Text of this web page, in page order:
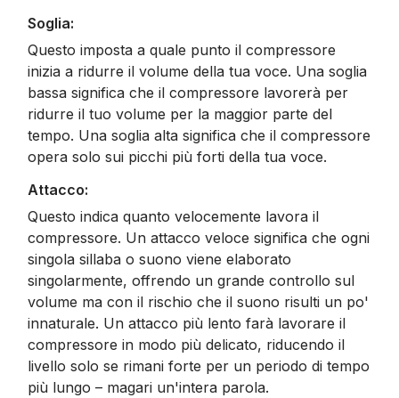
Soglia:
Questo imposta a quale punto il compressore
inizia a ridurre il volume della tua voce. Una soglia
bassa significa che il compressore lavorerà per
ridurre il tuo volume per la maggior parte del
tempo. Una soglia alta significa che il compressore
opera solo sui picchi più forti della tua voce.
Attacco:
Questo indica quanto velocemente lavora il
compressore. Un attacco veloce significa che ogni
singola sillaba o suono viene elaborato
singolarmente, offrendo un grande controllo sul
volume ma con il rischio che il suono risulti un po'
innaturale. Un attacco più lento farà lavorare il
compressore in modo più delicato, riducendo il
livello solo se rimani forte per un periodo di tempo
più lungo – magari un'intera parola.